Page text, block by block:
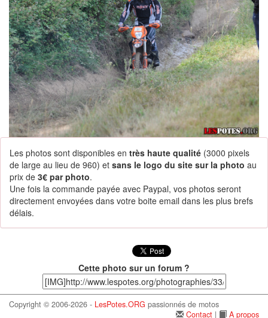
Les photos sont disponibles en très haute qualité (3000 pixels
de large au lieu de 960) et sans le logo du site sur la photo au
prix de 3€ par photo.
Une fois la commande payée avec Paypal, vos photos seront
directement envoyées dans votre boite email dans les plus brefs
délais.
Cette photo sur un forum ?
Copyright © 2006-2026 - LesPotes.ORG passionnés de motos
Contact | A propos